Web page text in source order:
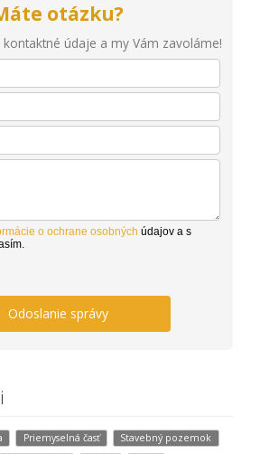
otázku?
údaje a my Vám zavoláme!
o ochrane osobných údajov a s
Odoslanie správy
Priemyselná časť
Stavebný pozemok